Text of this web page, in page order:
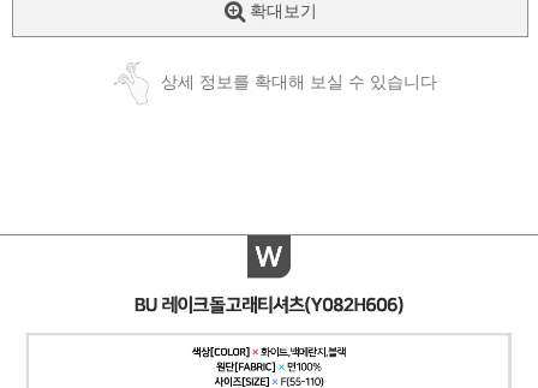
확대보기
상세 정보를 확대해 보실 수 있습니다